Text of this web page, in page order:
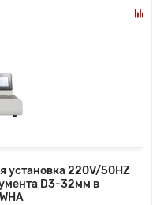
установка 220V/50HZ
D3-32мм в